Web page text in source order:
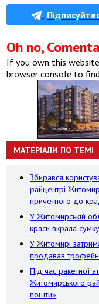
Oh no,
If you own this
browser console to
МАТЕРІАЛИ ПО ТЕМІ
Збирався
райцентрі
причетного до
У Житомирській
краси вкрала
У Житомирі
продавав
Під час ракетної
Житомирського
пошти»